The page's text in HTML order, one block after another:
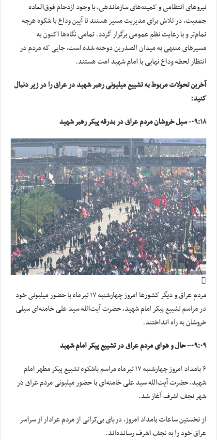
نیروهای انتظامی و کمیته‌های سازماندهی، با وجود ازدحام فوق‌العاده
جمعیت، در تلاش برای مدیریت مسیر هستند تا آیین وداع با شکوه هرچه
تمام‌تر و با رعایت نظم عمومی برگزار گردد. تمامی نگاه‌ها اکنون به
مسیرهای منتهی به میدان الصدرین دوخته شده است، جایی که مردم در
انتظار لحظه وداع نهایی با امام شهید امت هستند.
آخرین تحولات مربوط به تشییع میلیونی رهبر شهید در عراق را در زیر دنبال
کنید:
۰۹:۱۸- سیل خروشان مردم عراق در بدرقه پیکر رهبر شهید
مردم عراق و دیگر کشورها امروز چهارشنبه ۱۷ تیرماه با حضور میلیونی خود
در مراسم تشییع پیکر امام شهید، حضرت آیت‌الله سید علی خامنه‌ای سیلی
خروشان به راه انداختند.
۰۹:۰۹– حال و هوای مردم عراق در تشییع پیکر امام شهید
۶ بامداد امروز چهارشنبه ۱۷ تیرماه مراسم باشکوه تشییع پیکر مطهر امام
شهید، حضرت آیت‌الله سید علی خامنه‌ای با حضور میلیونی مردم عراق در
شهر نجف اشرف آغاز شد.
از نخستین ساعات بامداد امروز، دریای بی‌کرانی از مردم عزادار از سراسر
عراق خود را به نجف اشرف رسانده‌اند.